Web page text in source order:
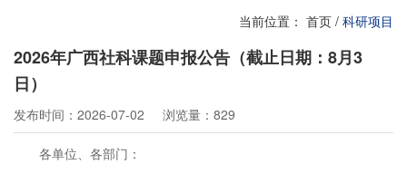
当前位置： 首页 / 科研项目
2026年广西社科课题申报公告（截止日期：8月3
日）
发布时间：2026-07-02 浏览量：829
各单位、各部门：